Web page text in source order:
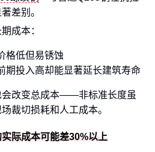
差别。
成本：
格低但易锈蚀
期投入高却能显著延长建筑寿命
会改变总成本——非标准长度虽
裁切损耗和人工成本。
际成本可能差30%以上